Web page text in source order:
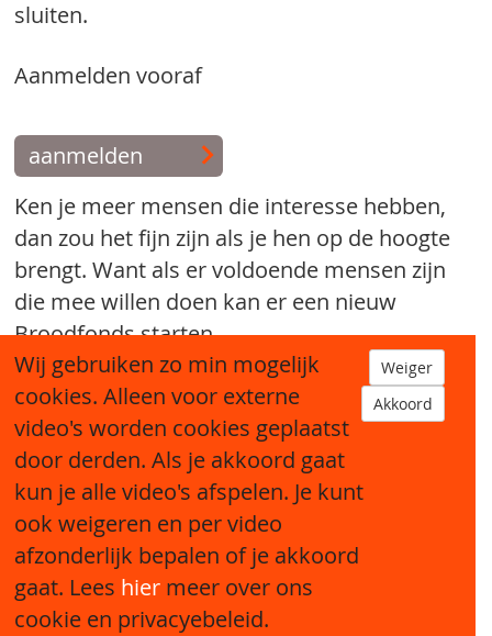
sluiten.
Aanmelden vooraf
aanmelden
Ken je meer mensen die interesse hebben,
dan zou het fijn zijn als je hen op de hoogte
brengt. Want als er voldoende mensen zijn
die mee willen doen kan er een nieuw
Broodfonds starten.
tip een bekende
Sitemap
Wij gebruiken zo min mogelijk
cookies. Alleen voor externe
video's worden cookies geplaatst
door derden. Als je akkoord gaat
kun je alle video's afspelen. Je kunt
ook weigeren en per video
afzonderlijk bepalen of je akkoord
gaat. Lees hier meer over ons
cookie en privacyebeleid.
Weiger
Akkoord